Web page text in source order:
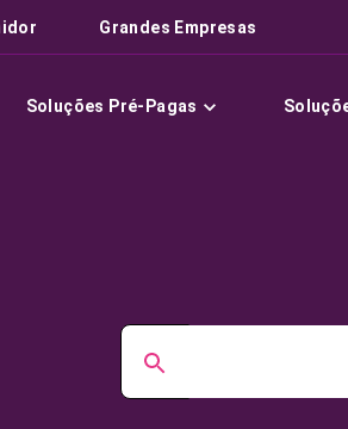
Grandes Empresas
Soluções Pré-Pagas